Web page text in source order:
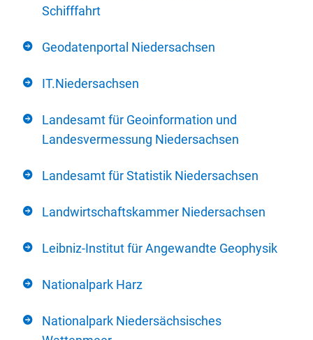
Schifffahrt
Geodatenportal Niedersachsen
IT.Niedersachsen
Landesamt für Geoinformation und
Landesvermessung Niedersachsen
Landesamt für Statistik Niedersachsen
Landwirtschaftskammer Niedersachsen
Leibniz-Institut für Angewandte Geophysik
Nationalpark Harz
Nationalpark Niedersächsisches